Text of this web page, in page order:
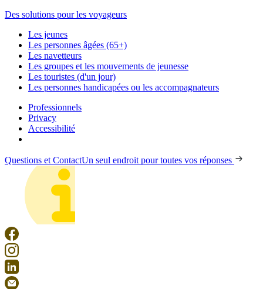
Des solutions pour les voyageurs
Les jeunes
Les personnes âgées (65+)
Les navetteurs
Les groupes et les mouvements de jeunesse
Les touristes (d'un jour)
Les personnes handicapées ou les accompagnateurs
Professionnels
Privacy
Accessibilité
Questions et ContactUn seul endroit pour toutes vos réponses